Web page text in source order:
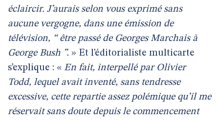
éclaircir. J’aurais selon vous exprimé sans
aucune vergogne, dans une émission de
télévision, “ être passé de Georges Marchais à
George Bush ”. » Et l’éditorialiste multicarte
s’explique : « En fait, interpellé par Olivier
Todd, lequel avait inventé, sans tendresse
excessive, cette repartie assez polémique qu’il me
réservait sans doute depuis le commencement